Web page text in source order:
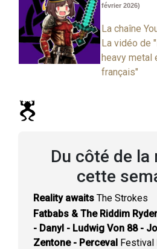
février 2026)
La chaîne
La vidéo de
heavy metal
français"
Du côté de la
cette
Reality awaits The Strokes
Fatbabs & The Riddim
- Danyl - Ludwig Von 88 -
Zentone - Perceval Festival